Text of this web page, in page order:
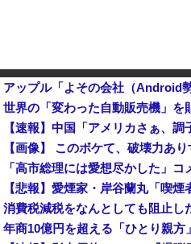
アップル「よその会社（Android
世界の「変わった自動販売機」を